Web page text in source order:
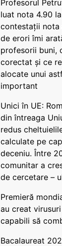
Profesorul
luat nota 4.90
contestații nota
de erori îmi
profesorii buni,
corectat și ce
alocate unui
important
Unici în UE:
din întreaga
redus
calculate pe
deceniu. Între
comunitar a
de cercetare –
Premieră
au creat
capabili să
Bacalaureat